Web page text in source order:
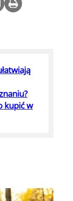
kupić w